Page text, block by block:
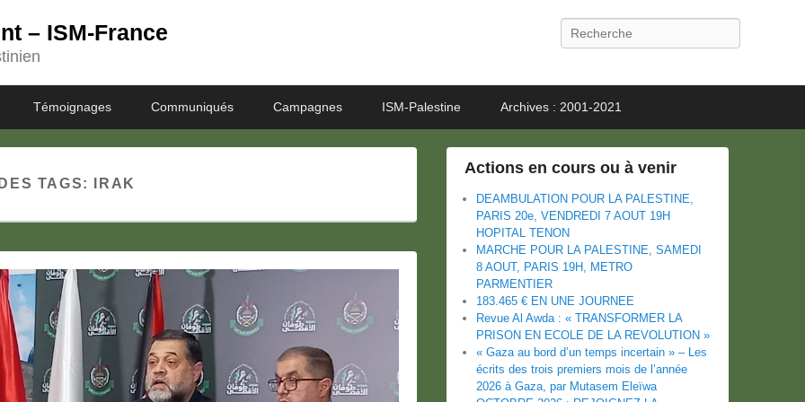
– ISM-France Recherche
Témoignages Communiqués Campagnes ISM-Palestine Archives : 2001-2021
TAGS: IRAK
Actions en cours ou à venir
DEAMBULATION POUR LA PALESTINE,
PARIS 20e, VENDREDI 7 AOUT 19H
HOPITAL TENON
MARCHE POUR LA PALESTINE, SAMEDI
8 AOUT, PARIS 19H, METRO
PARMENTIER
183.465 € EN UNE JOURNEE
Revue Al Awda : « TRANSFORMER LA
PRISON EN ECOLE DE LA REVOLUTION »
« Gaza au bord d’un temps incertain » – Les
écrits des trois premiers mois de l’année
2026 à Gaza, par Mutasem Eleïwa